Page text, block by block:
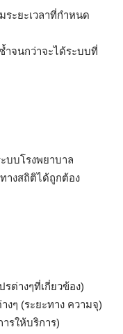
ระยะเวลาที่กำหนด
ำจนกว่าจะได้ระบบที่
บบโรงพยาบาล
างสถิติได้ถูกต้อง
รต่างๆที่เกี่ยวข้อง)
งๆ (ระยะทาง ความจุ)
รให้บริการ)